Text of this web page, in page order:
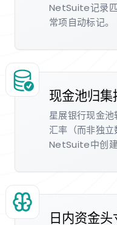
NetSuite记录
常项自动标记。
现金池归
星展银行现金
汇率（而非独
NetSuite中创建
日内资金